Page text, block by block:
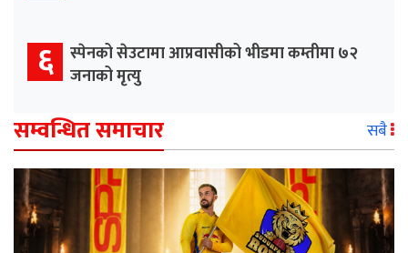
६ स्पेनको सेउटामा आप्रवासीको भीडमा कम्तीमा ७२
जनाको मृत्यु
सम्वन्धित समाचार सबै